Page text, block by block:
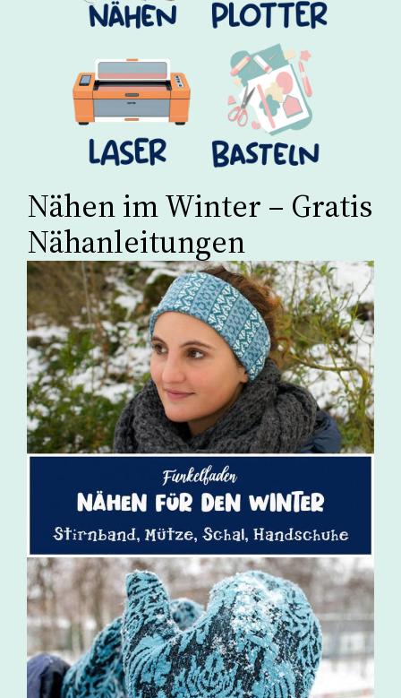
Nähen im Winter – Gratis
Nähanleitungen